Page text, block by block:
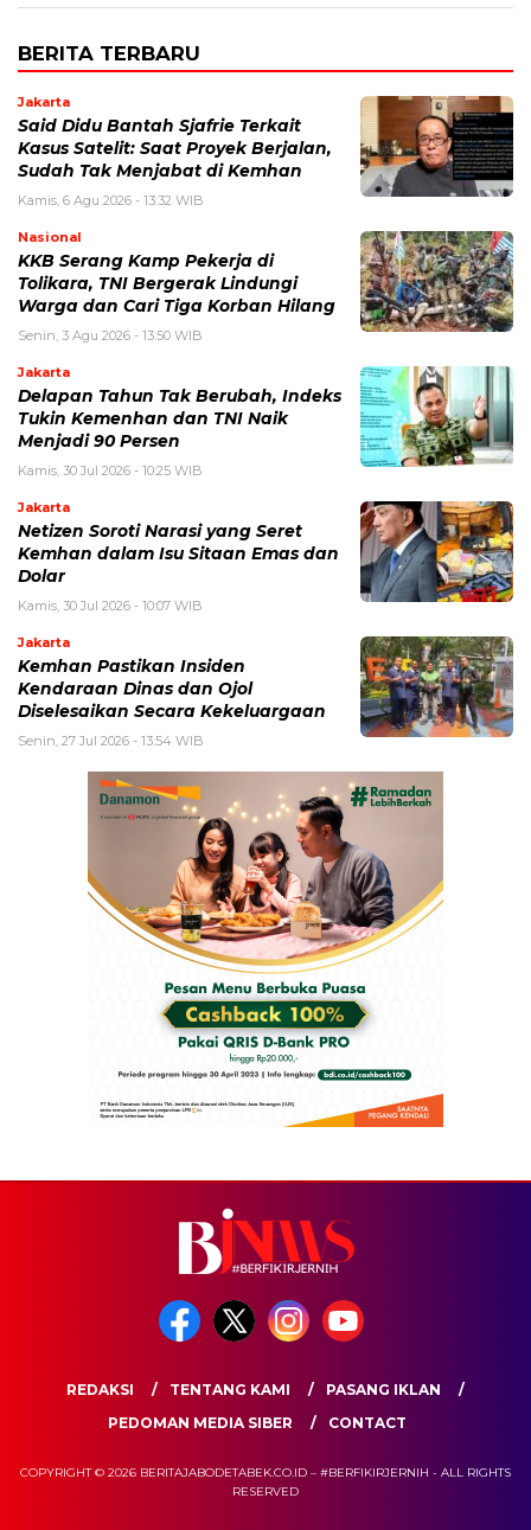
BERITA TERBARU
Jakarta
Said Didu Bantah Sjafrie Terkait
Kasus Satelit: Saat Proyek Berjalan,
Sudah Tak Menjabat di Kemhan
Kamis, 6 Agu 2026 - 13:32 WIB
Nasional
KKB Serang Kamp Pekerja di
Tolikara, TNI Bergerak Lindungi
Warga dan Cari Tiga Korban Hilang
Senin, 3 Agu 2026 - 13:50 WIB
Jakarta
Delapan Tahun Tak Berubah, Indeks
Tukin Kemenhan dan TNI Naik
Menjadi 90 Persen
Kamis, 30 Jul 2026 - 10:25 WIB
Jakarta
Netizen Soroti Narasi yang Seret
Kemhan dalam Isu Sitaan Emas dan
Dolar
Kamis, 30 Jul 2026 - 10:07 WIB
Jakarta
Kemhan Pastikan Insiden
Kendaraan Dinas dan Ojol
Diselesaikan Secara Kekeluargaan
Senin, 27 Jul 2026 - 13:54 WIB
REDAKSI TENTANG KAMI
PASANG IKLAN
PEDOMAN MEDIA SIBER
CONTACT
COPYRIGHT © 2026 BERITAJABODETABEK.CO.ID – #BERFIKIRJERNIH - ALL RIGHTS
RESERVED